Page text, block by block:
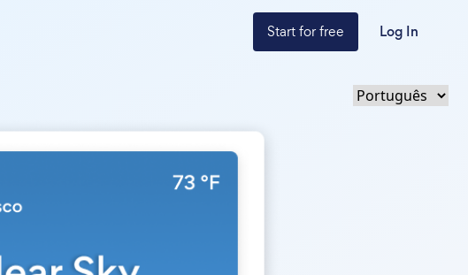
Start for free Log In